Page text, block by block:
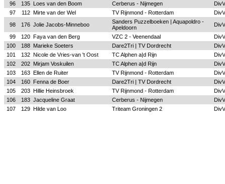
96
135 Loes van den Boom Cerberus - Nijmegen
DivV
97
112 Mirte van der Wel TV Rijnmond - Rotterdam
DivV
98
176 Jolie Jacobs-Minneboo
Sanders Puzzelboeken | Aquapoldro -
Apeldoorn
DivV
99
120 Faya van den Berg VZC 2 - Veenendaal
DivV
100
188 Marieke Soeters Dare2Tri | TV Dordrecht
DivV
101
132 Nicole de Vries-van 't Oost TC Alphen a|d Rijn
DivV
102
202 Mirjam Voskuilen TC Alphen a|d Rijn
DivV
103
163 Ellen de Ruiter TV Rijnmond - Rotterdam
DivV
104
160 Fenna de Boer Dare2Tri | TV Dordrecht
DivV
105
203 Hillie Heinsbroek TV Rijnmond - Rotterdam
DivV
106
183 Jacqueline Graat Cerberus - Nijmegen
DivV
107
129 Hilde van Loo Triteam Groningen 2 DivV